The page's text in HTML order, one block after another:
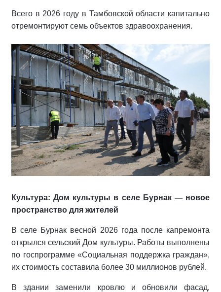
Всего в 2026 году в Тамбовской области капитально
отремонтируют семь объектов здравоохранения.
Культура: Дом культуры в селе Бурнак — новое
пространство для жителей
В селе Бурнак весной 2026 года после капремонта
открылся сельский Дом культуры. Работы выполнены
по госпрограмме «Социальная поддержка граждан»,
их стоимость составила более 30 миллионов рублей.
В здании заменили кровлю и обновили фасад,